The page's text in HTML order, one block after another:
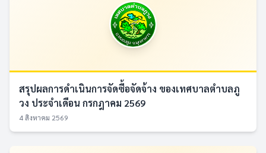
สรุปผลการดำเนินการจัดซื้อจัดจ้าง ของเทศบาลตำบลภู
วง ประจำเดือน กรกฎาคม 2569
4 สิงหาคม 2569